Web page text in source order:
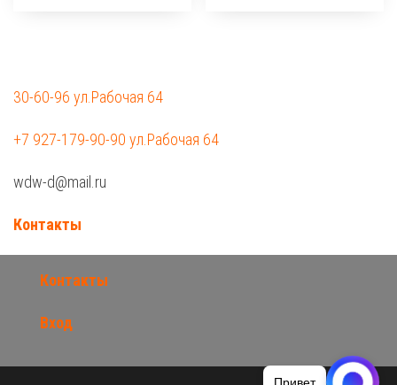
30-60-96 ул.Рабочая 64
+7 927-179-90-90 ул.Рабочая 64
wdw-d@mail.ru
Контакты
Контакты
Вход